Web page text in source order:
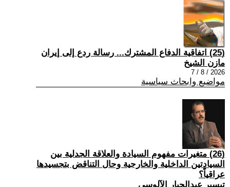
(25) اتفاقية الدفاع المشترك... رسالة ردع إلى إيران
مازن الشيخ
2026 / 8 / 7
مواضيع وابحاث سياسية
(26) متغيرات مفهوم السيادة والعلاقة الجدلية بين
السيادتين الداخلية والخارجية وحال التناقض بتجسيدها
عراقياً؟
تيسير عبدالجبار الآلوسي